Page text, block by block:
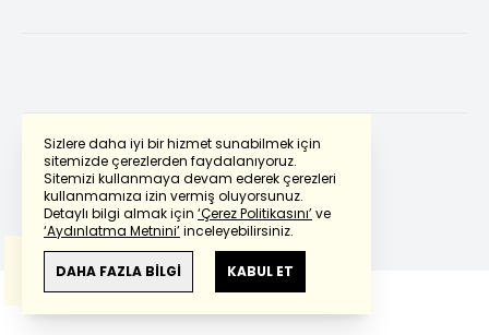
Sizlere daha iyi bir hizmet sunabilmek için
sitemizde çerezlerden faydalanıyoruz.
Sitemizi kullanmaya devam ederek çerezleri
kullanmamıza izin vermiş oluyorsunuz.
Detaylı bilgi almak için ‘Çerez Politikasını’ve
‘Aydınlatma Metnini’inceleyebilirsiniz.
DAHA FAZLA BİLGİ KABUL ET
Powered by Translate
Bu çevirideGoogle Transletekullanılmıştır.
Anlam ve çeviri hatalarından
haberturk.com
sorumlu değildir.